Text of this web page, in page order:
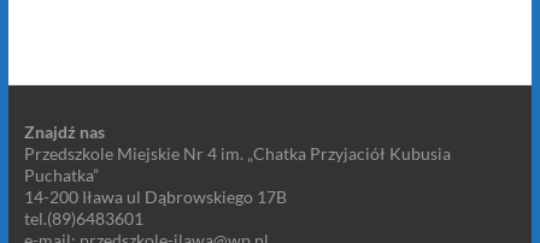
Znajdź nas
Przedszkole Miejskie Nr 4 im. „Chatka Przyjaciół Kubusia
Puchatka”
14-200 Iława ul Dąbrowskiego 17B
tel.(89)6483601